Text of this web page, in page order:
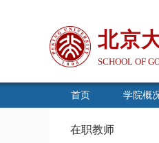
北京
SCHOOL OF
首页 学院概
在职教师